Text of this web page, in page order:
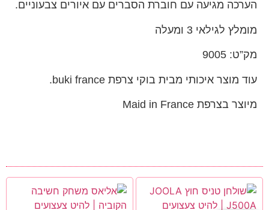
הערכה מגיעה עם חוברת הסברים עם איורים צבעוניים.
מומלץ לגילאי 3 ומעלה
מק”ט: 9005
עוד מוצר איכותי מבית בוקי צרפת buki france.
מיוצר בצרפת Maid in France